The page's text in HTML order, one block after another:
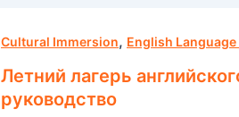
Cultural Immersion, English
Летний лагерь
руководство
лагерь
английского
языка
в